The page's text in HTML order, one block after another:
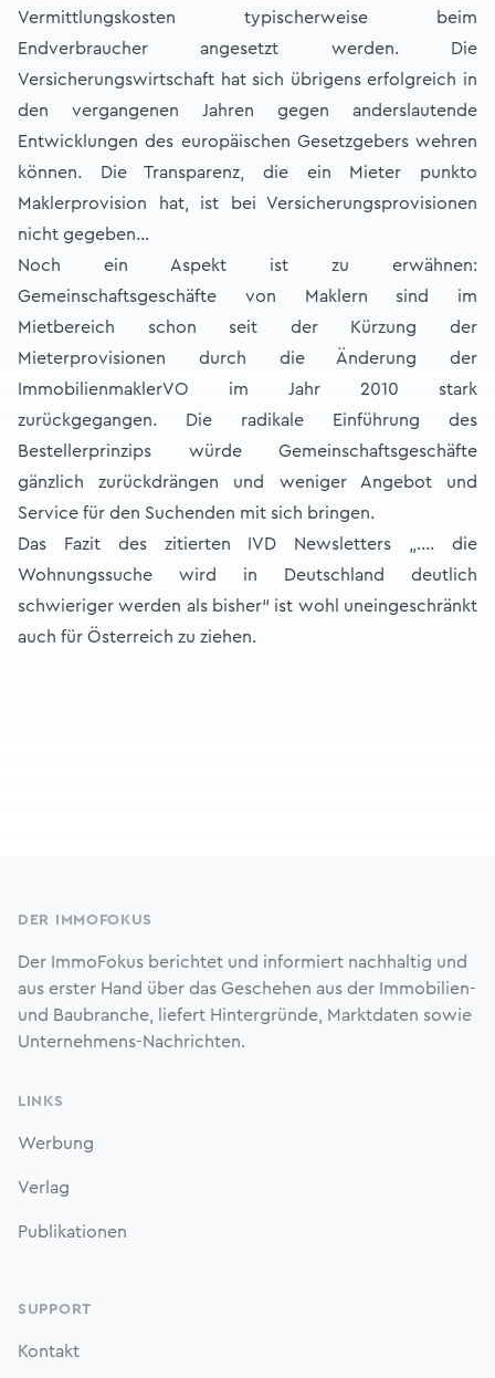
Vermittlungskosten typischerweise beim
Endverbraucher angesetzt werden. Die
Versicherungswirtschaft hat sich übrigens erfolgreich in
den vergangenen Jahren gegen anderslautende
Entwicklungen des europäischen Gesetzgebers wehren
können. Die Transparenz, die ein Mieter punkto
Maklerprovision hat, ist bei Versicherungsprovisionen
nicht gegeben…
Noch ein Aspekt ist zu erwähnen:
Gemeinschaftsgeschäfte von Maklern sind im
Mietbereich schon seit der Kürzung der
Mieterprovisionen durch die Änderung der
ImmobilienmaklerVO im Jahr 2010 stark
zurückgegangen. Die radikale Einführung des
Bestellerprinzips würde Gemeinschaftsgeschäfte
gänzlich zurückdrängen und weniger Angebot und
Service für den Suchenden mit sich bringen.
Das Fazit des zitierten IVD Newsletters „…. die
Wohnungssuche wird in Deutschland deutlich
schwieriger werden als bisher“ ist wohl uneingeschränkt
auch für Österreich zu ziehen.
DER IMMOFOKUS
Der ImmoFokus berichtet und informiert nachhaltig und
aus erster Hand über das Geschehen aus der Immobilien-
und Baubranche, liefert Hintergründe, Marktdaten sowie
Unternehmens-Nachrichten.
LINKS
Werbung
Verlag
Publikationen
SUPPORT
Kontakt